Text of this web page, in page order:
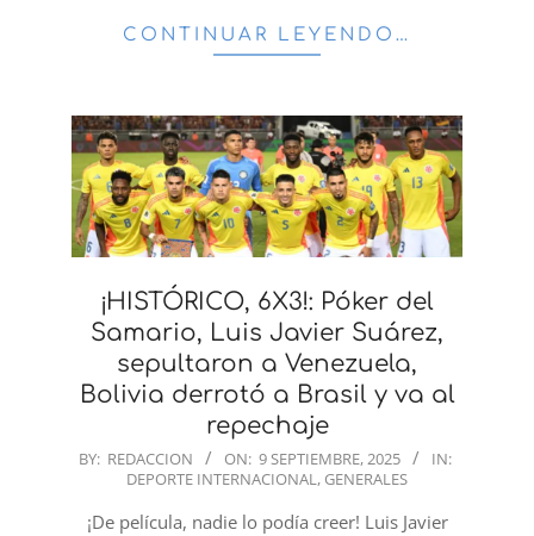
CONTINUAR LEYENDO…
¡HISTÓRICO, 6X3!: Póker del
Samario, Luis Javier Suárez,
sepultaron a Venezuela,
Bolivia derrotó a Brasil y va al
repechaje
2025-
BY: REDACCION ON: 9 SEPTIEMBRE, 2025
IN:
DEPORTE INTERNACIONAL, GENERALES
¡De película, nadie lo podía creer! Luis Javier